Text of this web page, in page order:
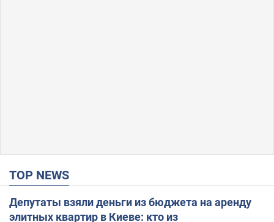
TOP NEWS
Депутаты взяли деньги из бюджета на аренду
элитных квартир в Киеве: кто из